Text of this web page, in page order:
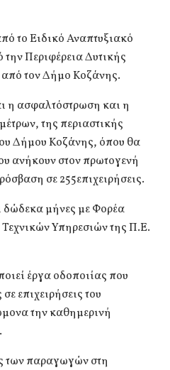
το Ειδικό Αναπτυξιακό
Περιφέρεια Δυτικής
τον Δήμο Κοζάνης.
η ασφαλτόστρωση και η
της περιαστικής
Δήμου Κοζάνης, όπου θα
ανήκουν στον πρωτογενή
σε 255επιχειρήσεις.
δώδεκα μήνες με Φορέα
Υπηρεσιών της Π.Ε.
έργα οδοποιίας που
επιχειρήσεις του
την καθημερινή
των παραγωγών στη